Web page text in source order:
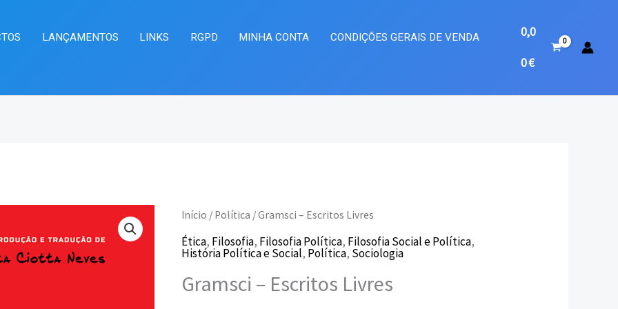
LANÇAMENTOS LINKS RGPD MINHA CONTA
CONDIÇÕES GERAIS DE VENDA
0,0
0€
Início / Política / Gramsci – Escritos Livres
Ética, Filosofia, Filosofia Política, Filosofia Social e Política,
História Política e Social, Política, Sociologia
Gramsci – Escritos Livres
O
preço
original
O
preço
atual
Quantidade
de
Gramsci
–